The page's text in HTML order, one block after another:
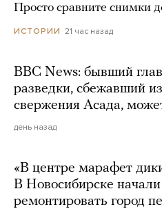
Просто сравните снимки
ИСТОРИИ 21 час назад
BBC News: бывший
разведки, сбежавший
свержения Асада,
день назад
«В центре марафет
В Новосибирске начали
ремонтировать город